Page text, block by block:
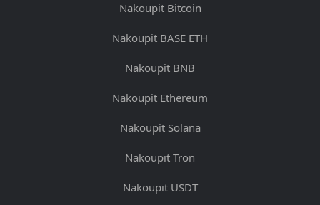
Nakoupit Bitcoin
Nakoupit BASE ETH
Nakoupit BNB
Nakoupit Ethereum
Nakoupit Solana
Nakoupit Tron
Nakoupit USDT